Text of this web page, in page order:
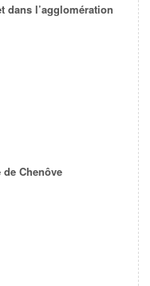
dans l’agglomération
Chenôve